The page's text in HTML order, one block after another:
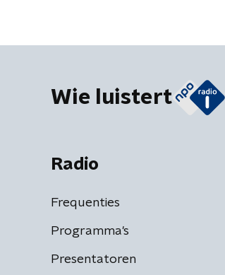
Wie luistert
Radio
Frequenties
Programma's
Presentatoren